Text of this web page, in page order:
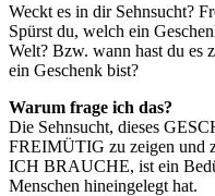
Weckt es in dir Sehnsucht?
Spürst du, welch ein
Welt? Bzw. wann hast du es
ein Geschenk bist?
Warum frage ich das?
Die Sehnsucht, dieses
FREIMÜTIG zu zeigen und
ICH BRAUCHE, ist ein
Menschen hineingelegt hat.